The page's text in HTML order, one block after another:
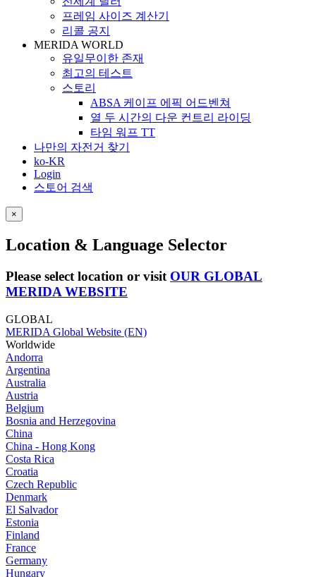
프레임 사이즈 계산기
리콜 공지
MERIDA WORLD
유일무이한 존재
최고의 테스트
스토리
ABSA 케이프 에픽 어드벤쳐
열 두 시간의 다운 컨트리 라이딩
타임 워프 TT
나만의 자전거 찾기
ko-KR
Login
스토어 검색
×
Location & Language Selector
Please select location or visit OUR GLOBAL
MERIDA WEBSITE
GLOBAL
MERIDA Global Website (EN)
Worldwide
Andorra
Argentina
Australia
Austria
Belgium
Bosnia and Herzegovina
China
China - Hong Kong
Costa Rica
Croatia
Czech Republic
Denmark
El Salvador
Estonia
Finland
France
Germany
Hungary